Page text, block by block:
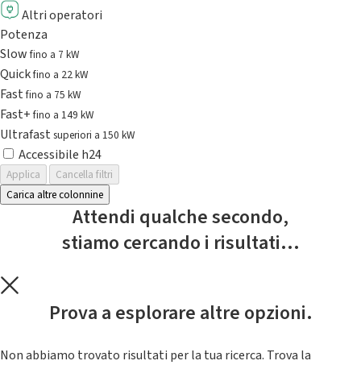
Altri operatori
Potenza
Slowfino a 7 kW
Quickfino a 22 kW
Fastfino a 75 kW
Fast+fino a 149 kW
Ultrafast superiori a 150 kW
Accessibile h24
Applica
Cancella filtri
Carica altre colonnine
Attendi qualche secondo,
stiamo cercando i risultati...
Prova a esplorare altre opzioni.
Non abbiamo trovato risultati per la tua ricerca. Trova la